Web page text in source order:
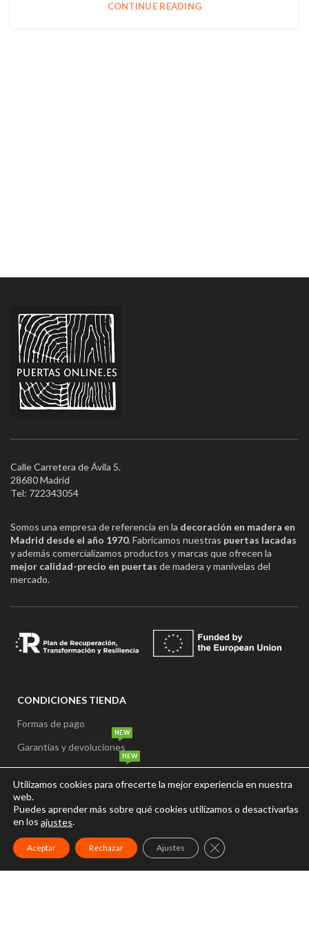
CONTINUE READING
Calle Carretera de Ávila 5.
28680 Madrid
Tel: 722343054
Somos una empresa de referencia en la decoración en madera en
Madrid desde el año 1970. Fabricamos nuestras puertas lacadas
y además comercializamos productos y marcas que ofrecen la
mejor calidad-precio en puertas de madera y manivelas del
mercado.
CONDICIONES TIENDA
Formas de pago
Garantias y devoluciones
NEW
Plazos y formas de entrega
NEW
Precio y disponibilidad
Gastos de envío
Utilizamos cookies para ofrecerte la mejor experiencia en nuestra
web.
Puedes aprender más sobre qué cookies utilizamos o desactivarlas
en los ajustes.
Aceptar Rechazar Ajustes CERRAR EL